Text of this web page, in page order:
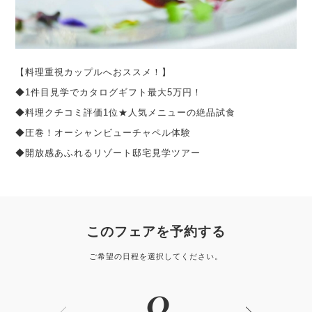
【料理重視カップルへおススメ！】
◆1件目見学でカタログギフト最大5万円！
◆料理クチコミ評価1位★人気メニューの絶品試食
◆圧巻！オーシャンビューチャペル体験
◆開放感あふれるリゾート邸宅見学ツアー
このフェアを予約する
ご希望の日程を選択してください。